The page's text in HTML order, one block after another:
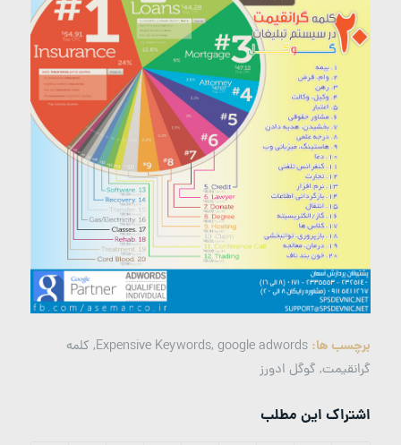
برچسب ها: Expensive Keywords,google adwords
, کلمه
گرانقیمت, گوگل ادورز
اشتراک این مطلب